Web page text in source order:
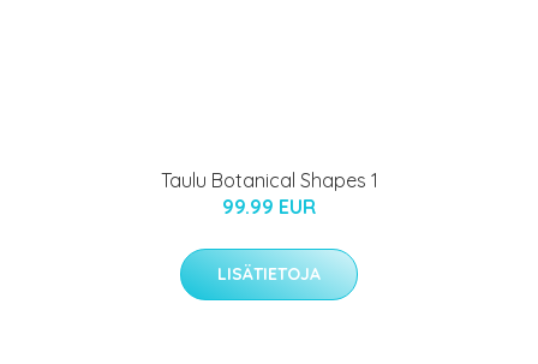
Taulu Botanical Shapes 1
99.99 EUR
LISÄTIETOJA